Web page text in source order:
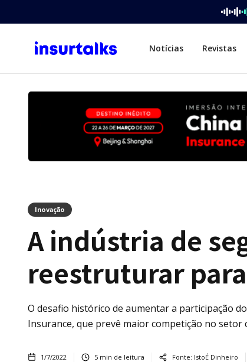
Notícias Revistas
Inovação
A indústria de
reestruturar
O desafio histórico de aumentar a participação
Insurance, que prevê maior competição no
1/7/2022 5 min de leitura Fonte: IstoÉ Dinheiro